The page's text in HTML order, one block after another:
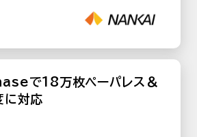
で18万枚ペーパレス＆
に対応